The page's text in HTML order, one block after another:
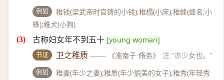
例如
稚钱(梁武帝时官铸的小钱);稚榻(小床);稚蜂(蜂名;小
蜂);稚犬(小狗)
古称妇女年不到五十 [young woman]
书证 卫之稚质 —— 《淮南子·脩务》 注:“亦少女也。”
例如
稚妻(年少之妻);稚质(年少貌美的女子);稚秀(年轻秀